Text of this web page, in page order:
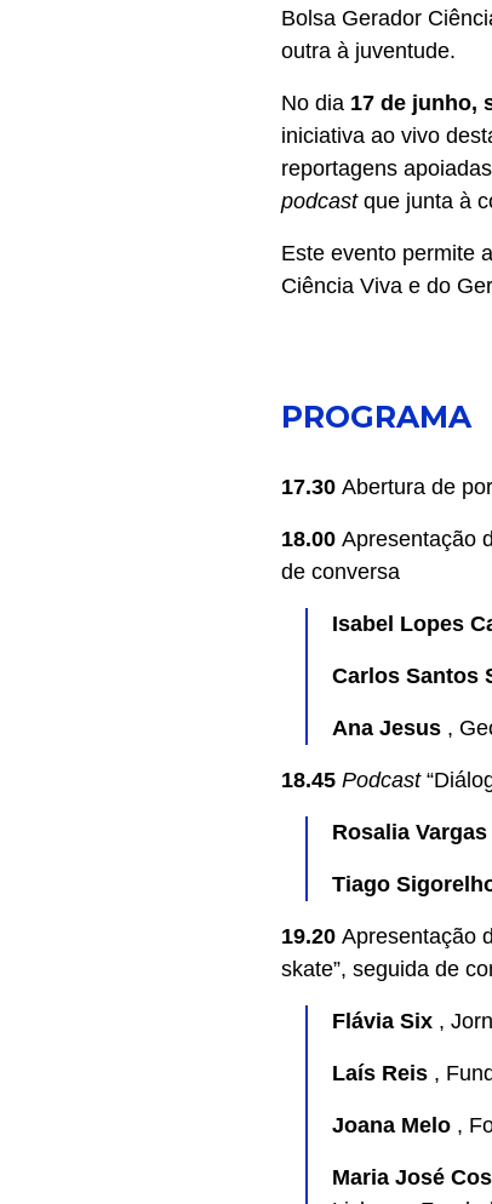
Bolsa Gerador
outra à juventude.
No dia 17 de junho,
iniciativa ao vivo
reportagens
podcast que junta à
Este evento permite
Ciência Viva e do
PROGRAMA
17.30 Abertura de
18.00 Apresentação
de conversa
Isabel Lopes
Carlos Santos
Ana Jesus ,
18.45 Podcast
Rosalia Vargas
Tiago
19.20 Apresentação
skate”, seguida de
Flávia Six ,
Laís Reis ,
Joana Melo ,
Maria José